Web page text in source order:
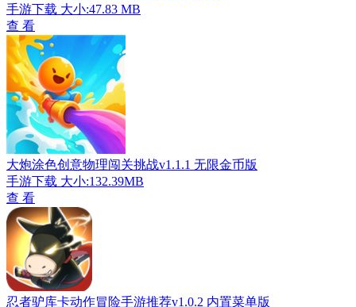
手游下载 大小:47.83 MB
查 看
大炮涂色创意物理闯关挑战v1.1.1 无限金币版
手游下载 大小:132.39MB
查 看
忍者驴库卡动作冒险手游推荐v1.0.2 内置菜单版